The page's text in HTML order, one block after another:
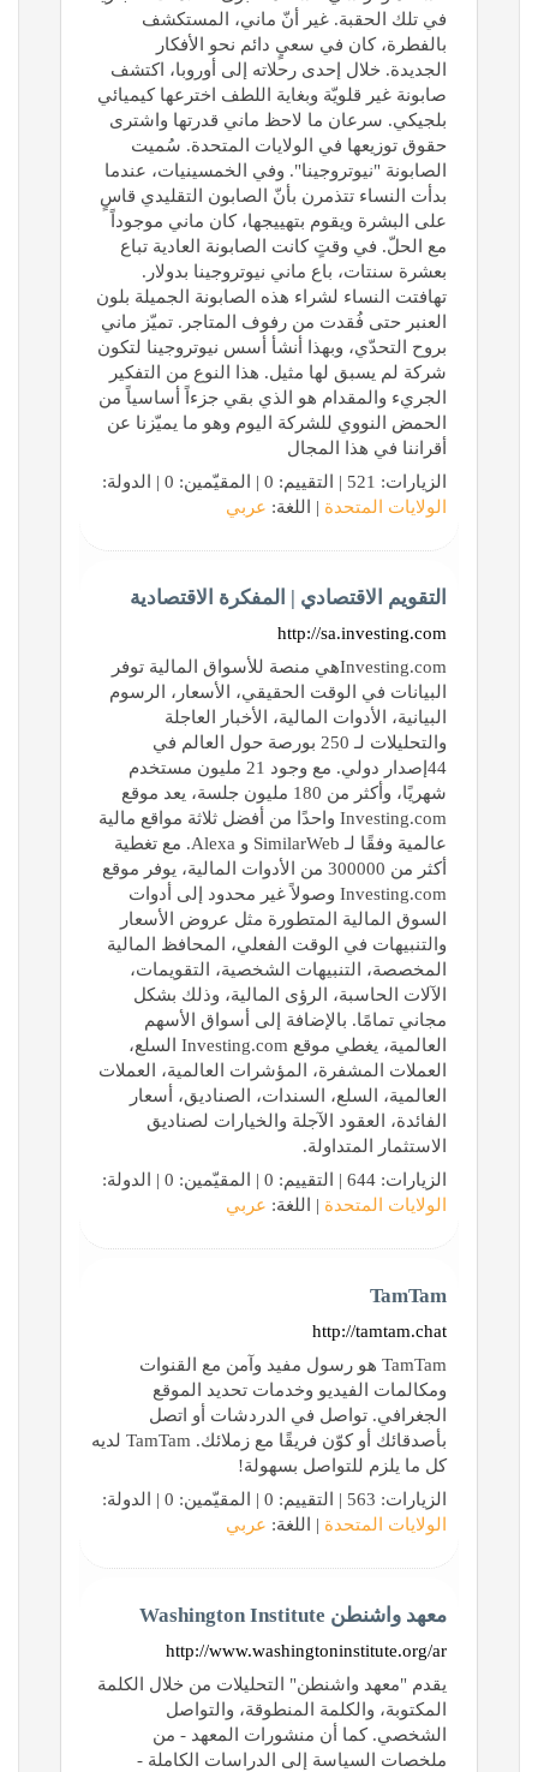
في تلك الحقبة. غير أنّ ماني، المستكشف
بالفطرة، كان في سعيٍ دائم نحو الأفكار
الجديدة. خلال إحدى رحلاته إلى أوروبا، اكتشف
صابونة غير قلويّة وبغاية اللطف اخترعها كيميائي
بلجيكي. سرعان ما لاحظ ماني قدرتها واشترى
حقوق توزيعها في الولايات المتحدة. سُميت
الصابونة "نيوتروجينا". وفي الخمسينيات، عندما
بدأت النساء تتذمرن بأنّ الصابون التقليدي قاسٍ
على البشرة ويقوم بتهييجها، كان ماني موجوداً
مع الحلّ. في وقتٍ كانت الصابونة العادية تباع
بعشرة سنتات، باع ماني نيوتروجينا بدولار.
تهافتت النساء لشراء هذه الصابونة الجميلة بلون
العنبر حتى فُقدت من رفوف المتاجر. تميّز ماني
بروح التحدّي، وبهذا أنشأ أسس نيوتروجينا لتكون
شركة لم يسبق لها مثيل. هذا النوع من التفكير
الجريء والمقدام هو الذي بقي جزءاً أساسياً من
الحمض النووي للشركة اليوم وهو ما يميّزنا عن
أقراننا في هذا المجال
الزيارات: 521 | التقييم: 0 | المقيّمين: 0 | الدولة:
الولايات المتحدة | اللغة: عربي
التقويم الاقتصادي | المفكرة الاقتصادية
http://sa.investing.com
Investing.comهي منصة للأسواق المالية توفر
البيانات في الوقت الحقيقي، الأسعار، الرسوم
البيانية، الأدوات المالية، الأخبار العاجلة
والتحليلات لـ 250 بورصة حول العالم في
44إصدار دولي. مع وجود 21 مليون مستخدم
شهريًا، وأكثر من 180 مليون جلسة، يعد موقع
Investing.com واحدًا من أفضل ثلاثة مواقع مالية
عالمية وفقًا لـ SimilarWeb و Alexa. مع تغطية
أكثر من 300000 من الأدوات المالية، يوفر موقع
Investing.com وصولاً غير محدود إلى أدوات
السوق المالية المتطورة مثل عروض الأسعار
والتنبيهات في الوقت الفعلي، المحافظ المالية
المخصصة، التنبيهات الشخصية، التقويمات،
الآلات الحاسبة، الرؤى المالية، وذلك بشكل
مجاني تمامًا. بالإضافة إلى أسواق الأسهم
العالمية، يغطي موقع Investing.com السلع،
العملات المشفرة، المؤشرات العالمية، العملات
العالمية، السلع، السندات، الصناديق، أسعار
الفائدة، العقود الآجلة والخيارات لصناديق
الاستثمار المتداولة.
الزيارات: 644 | التقييم: 0 | المقيّمين: 0 | الدولة:
الولايات المتحدة | اللغة: عربي
TamTam
http://tamtam.chat
TamTam هو رسول مفيد وآمن مع القنوات
ومكالمات الفيديو وخدمات تحديد الموقع
الجغرافي. تواصل في الدردشات أو اتصل
بأصدقائك أو كوّن فريقًا مع زملائك. TamTam لديه
كل ما يلزم للتواصل بسهولة!
الزيارات: 563 | التقييم: 0 | المقيّمين: 0 | الدولة:
الولايات المتحدة | اللغة: عربي
معهد واشنطن Washington Institute
http://www.washingtoninstitute.org/ar
يقدم "معهد واشنطن" التحليلات من خلال الكلمة
المكتوبة، والكلمة المنطوقة، والتواصل
الشخصي. كما أن منشورات المعهد - من
ملخصات السياسة إلى الدراسات الكاملة -